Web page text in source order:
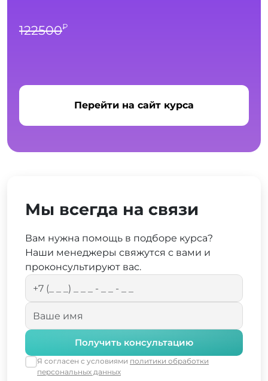
122500₽
Перейти на сайт курса
Мы всегда на связи
Вам нужна помощь в подборе курса?
Наши менеджеры свяжутся с вами и
проконсультируют вас.
Получить консультацию
Я согласен с условиями политики обработки
персональных данных